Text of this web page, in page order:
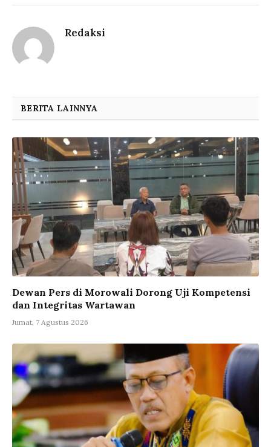
Redaksi
BERITA LAINNYA
Dewan Pers di Morowali Dorong Uji Kompetensi
dan Integritas Wartawan
Jumat, 7 Agustus 2026